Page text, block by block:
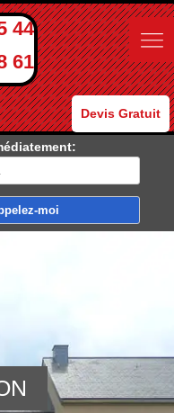
44
61
Devis Gratuit